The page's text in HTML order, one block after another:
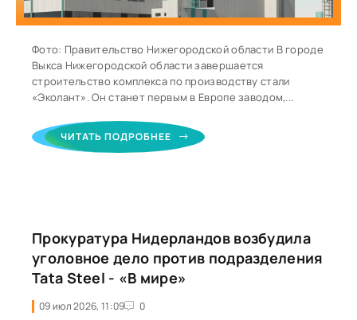
Фото: Правительство Нижегородской области В городе
Выкса Нижегородской области завершается
строительство комплекса по производству стали
«Эколант». Он станет первым в Европе заводом,...
ЧИТАТЬ ПОДРОБНЕЕ
Прокуратура Нидерландов возбудила
уголовное дело против подразделения
Tata Steel - «В мире»
09 июл 2026, 11:09 0